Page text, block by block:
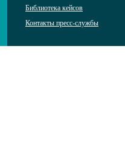
Библиотека кейсов
Контакты пресс-службы